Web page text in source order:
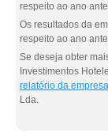
respeito ao ano
Os resultados da
respeito ao ano
Se deseja obter
Investimentos
relatório da empresa
Lda.